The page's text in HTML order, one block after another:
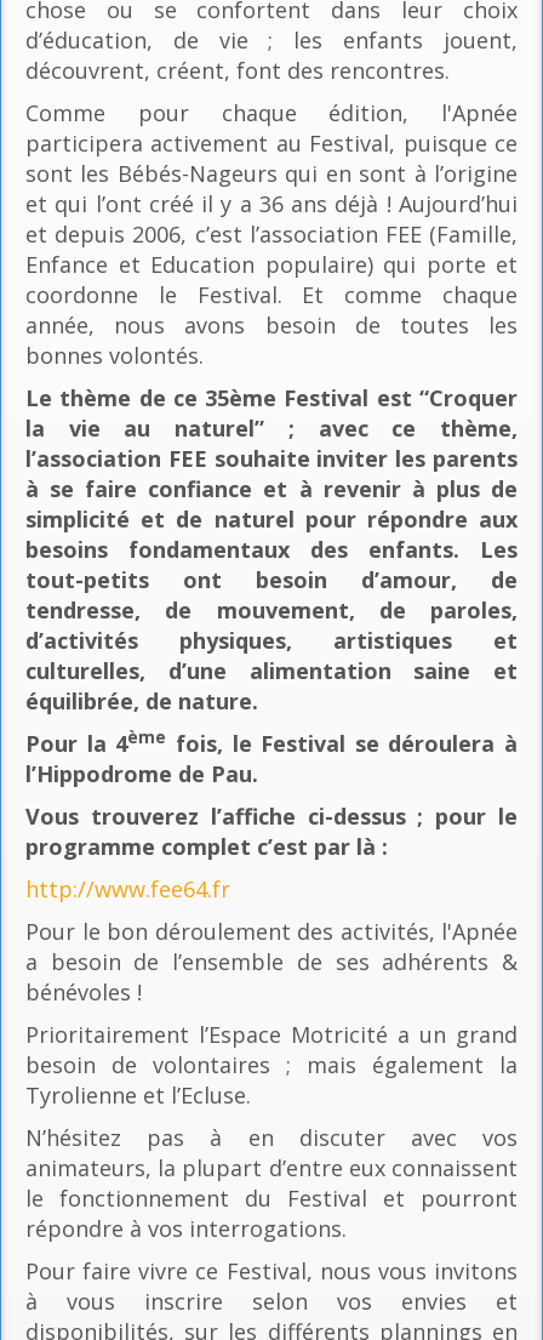
chose ou se confortent dans leur choix
d’éducation, de vie ; les enfants jouent,
découvrent, créent, font des rencontres.
Comme pour chaque édition, l'Apnée
participera activement au Festival, puisque ce
sont les Bébés-Nageurs qui en sont à l’origine
et qui l’ont créé il y a 36 ans déjà ! Aujourd’hui
et depuis 2006, c’est l’association FEE (Famille,
Enfance et Education populaire) qui porte et
coordonne le Festival. Et comme chaque
année, nous avons besoin de toutes les
bonnes volontés.
Le thème de ce 35ème Festival est “Croquer
la vie au naturel” ; avec ce thème,
l’association FEE souhaite inviter les parents
à se faire confiance et à revenir à plus de
simplicité et de naturel pour répondre aux
besoins fondamentaux des enfants. Les
tout-petits ont besoin d’amour, de
tendresse, de mouvement, de paroles,
d’activités physiques, artistiques et
culturelles, d’une alimentation saine et
équilibrée, de nature.
Pour la 4ème fois, le Festival se déroulera à
l’Hippodrome de Pau.
Vous trouverez l’affiche ci-dessus ; pour le
programme complet c’est par là :
http://www.fee64.fr
Pour le bon déroulement des activités, l'Apnée
a besoin de l’ensemble de ses adhérents &
bénévoles !
Prioritairement l’Espace Motricité a un grand
besoin de volontaires ; mais également la
Tyrolienne et l’Ecluse.
N’hésitez pas à en discuter avec vos
animateurs, la plupart d’entre eux connaissent
le fonctionnement du Festival et pourront
répondre à vos interrogations.
Pour faire vivre ce Festival, nous vous invitons
à vous inscrire selon vos envies et
disponibilités, sur les différents plannings en